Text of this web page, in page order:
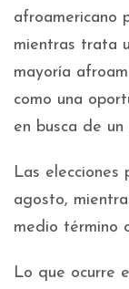
afroamericano
mientras trata
mayoría
como una
en busca de
Las elecciones
agosto,
medio término
Lo que ocurre